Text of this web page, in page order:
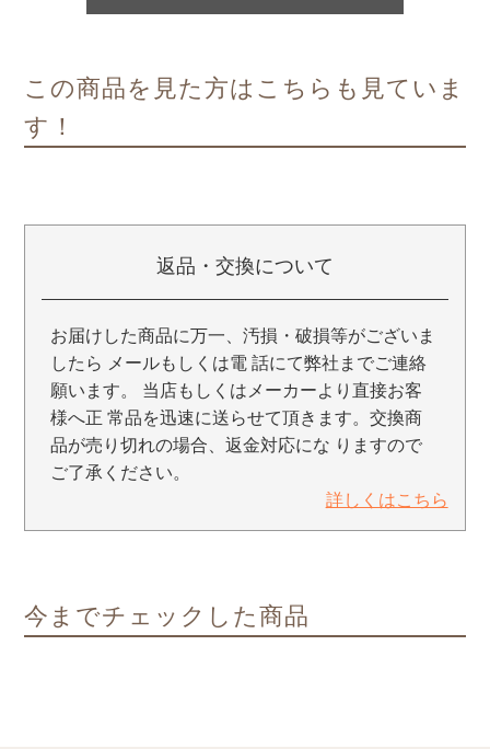
この商品を見た方はこちらも見ていま
す！
返品・交換について
お届けした商品に万一、汚損・破損等がございま
したら メールもしくは電 話にて弊社までご連絡
願います。 当店もしくはメーカーより直接お客
様へ正 常品を迅速に送らせて頂きます。交換商
品が売り切れの場合、返金対応にな りますので
ご了承ください。
詳しくはこちら
今までチェックした商品